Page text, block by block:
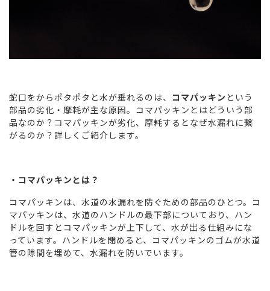
蛇口をからポタポタと水が垂れるのは、 コマパッキン という
部品の劣化・摩耗が主な原因。コマパッキンとはどういう部
品なのか？コマパッキンが劣化、摩耗するとなぜ水漏れに繋
がるのか？詳しくご紹介します。
・コマパッキンとは？
コマパッキンは、水道の水漏れを防ぐための部品のひとつ。コ
マパッキンは、水道のハンドルの最下部についており、ハン
ドルを回すとコマパッキンが上下して、水が出る仕組みにな
っています。ハンドルを閉めると、コマパッキンのゴムが水道
管の隙間を埋めて、水漏れを防いでいます。